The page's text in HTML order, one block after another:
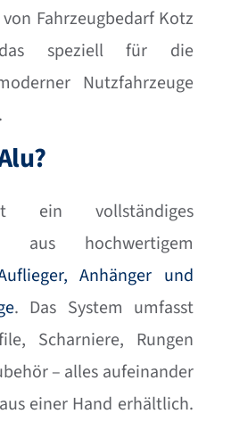
Fahrzeugbedarf Kotz
speziell für die
Nutzfahrzeuge
vollständiges
aus hochwertigem
Anhänger und
. Das System umfasst
Scharniere, Rungen
– alles aufeinander
einer Hand erhältlich.